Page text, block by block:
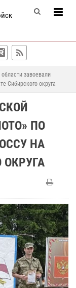
завоевали
Сибирского округа
ПО
НА